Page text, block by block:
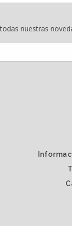
nuestras